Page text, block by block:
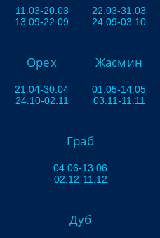
11.03-20.03
13.09-22.09
22.03-31.03
24.09-03.10
Орех
21.04-30.04
24.10-02.11
Жасмин
01.05-14.05
03.11-11.11
Граб
04.06-13.06
02.12-11.12
Дуб